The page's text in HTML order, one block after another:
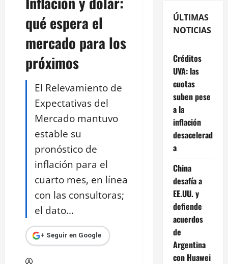
qué espera el
mercado para los
próximos
El Relevamiento de
Expectativas del
Mercado mantuvo
estable su
pronóstico de
inflación para el
cuarto mes, en línea
con las consultoras;
el dato...
+ Seguir en Google
ÚLTIMAS
NOTICIAS
Créditos
UVA: las
cuotas
suben pese
a la
inflación
desacelerad
a
China
desafía a
EE.UU. y
defiende
acuerdos
de
Argentina
con Huawei